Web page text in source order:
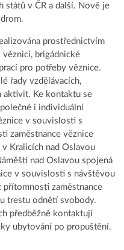
států v ČR a další. Nově je
prostřednictvím
brigádnické
pro potřeby věznice.
řady vzdělávacích,
aktivit. Ke kontaktu se
i individuální
v souvislosti s
zaměstnance věznice
Kralicích nad Oslavou
nad Oslavou spojená
v souvislosti s návštěvou
přítomnosti zaměstnance
trestu odnětí svobody.
předběžně kontaktují
ubytování po propuštění.